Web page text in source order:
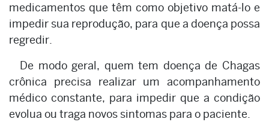
medicamentos que têm como objetivo matá-lo e
impedir sua reprodução, para que a doença possa
regredir.
De modo geral, quem tem doença de Chagas
crônica precisa realizar um acompanhamento
médico constante, para impedir que a condição
evolua ou traga novos sintomas para o paciente.